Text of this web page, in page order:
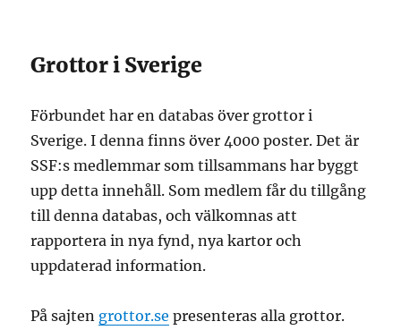
Grottor i Sverige
Förbundet har en databas över grottor i
Sverige. I denna finns över 4000 poster. Det är
SSF:s medlemmar som tillsammans har byggt
upp detta innehåll. Som medlem får du tillgång
till denna databas, och välkomnas att
rapportera in nya fynd, nya kartor och
uppdaterad information.
På sajten grottor.se presenteras alla grottor.